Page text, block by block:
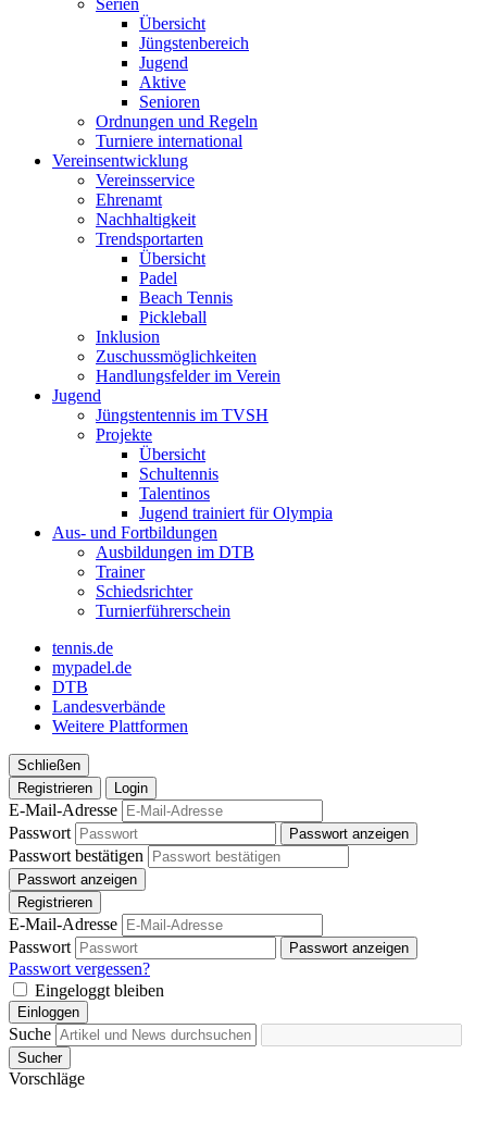
Serien
Übersicht
Jüngstenbereich
Jugend
Aktive
Senioren
Ordnungen und Regeln
Turniere international
Vereinsentwicklung
Vereinsservice
Ehrenamt
Nachhaltigkeit
Trendsportarten
Übersicht
Padel
Beach Tennis
Pickleball
Inklusion
Zuschussmöglichkeiten
Handlungsfelder im Verein
Jugend
Jüngstentennis im TVSH
Projekte
Übersicht
Schultennis
Talentinos
Jugend trainiert für Olympia
Aus- und Fortbildungen
Ausbildungen im DTB
Trainer
Schiedsrichter
Turnierführerschein
tennis.de
mypadel.de
DTB
Landesverbände
Weitere Plattformen
Schließen
Registrieren
Login
E-Mail-Adresse
Passwort
Passwort anzeigen
Passwort bestätigen
Passwort anzeigen
Registrieren
E-Mail-Adresse
Passwort
Passwort anzeigen
Passwort vergessen?
Eingeloggt bleiben
Einloggen
Suche
Sucher
Vorschläge